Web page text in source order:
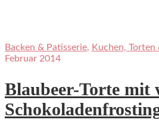
Backen & Patisserie, Kuchen, Torten
Februar 2014
Blaubeer-Torte mit